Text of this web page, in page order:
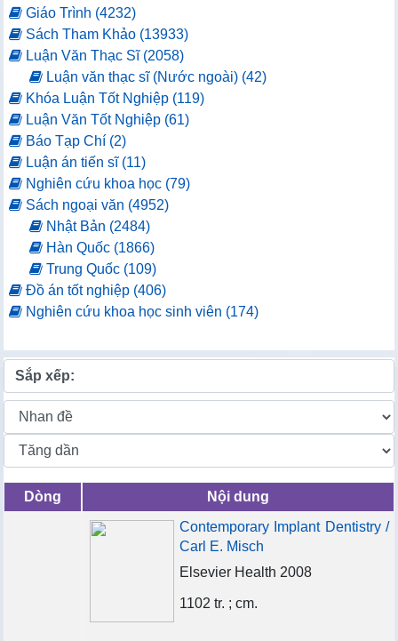
Giáo Trình (4232)
Sách Tham Khảo (13933)
Luận Văn Thạc Sĩ (2058)
Luận văn thạc sĩ (Nước ngoài) (42)
Khóa Luận Tốt Nghiệp (119)
Luận Văn Tốt Nghiệp (61)
Báo Tạp Chí (2)
Luận án tiến sĩ (11)
Nghiên cứu khoa học (79)
Sách ngoại văn (4952)
Nhật Bản (2484)
Hàn Quốc (1866)
Trung Quốc (109)
Đồ án tốt nghiệp (406)
Nghiên cứu khoa học sinh viên (174)
Sắp xếp:
Dòng
Nội dung
Contemporary Implant Dentistry /
Carl E. Misch
Elsevier Health 2008
1102 tr. ; cm.